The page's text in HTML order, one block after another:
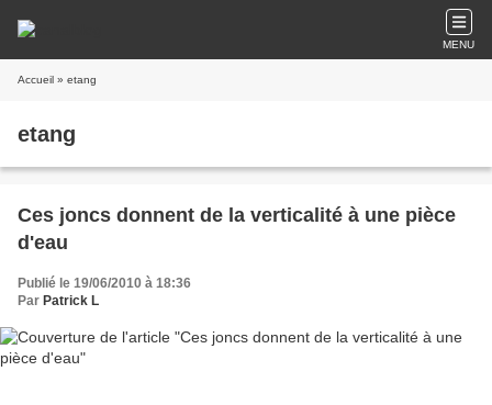
MENU
Accueil » etang
etang
Ces joncs donnent de la verticalité à une pièce
d'eau
Publié le 19/06/2010 à 18:36
Par Patrick L